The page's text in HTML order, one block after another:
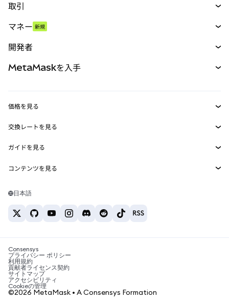
取引
パーペチュアル
RWA
マネー 新規
開発者
MetaMask Connect
Snaps
Web3サービス
MetaMaskを入手
セキュリティ
サポート
キャリア
お問い合わせ
価格を見る
イーサリアムの価格
Solanaの価格
Tetherの価格
交換レートを見る
ETH→USD
USDT→INR
BTC→INR
ETH→USDT
ガイドを見る
ETHの購入
USDTの購入
SHIBの購入
BNBの購入
コンテンツを見る
Solanaウォレット
税制関連ニュース
暗号資産の購入方法は？
ビットコインを売るには？
日本語
Consensys
プライバシー ポリシー
利用規約
貢献者ライセンス契約
サイトマップ
アクセシビリティ
Cookieの管理
©2026 MetaMask • A Consensys Formation